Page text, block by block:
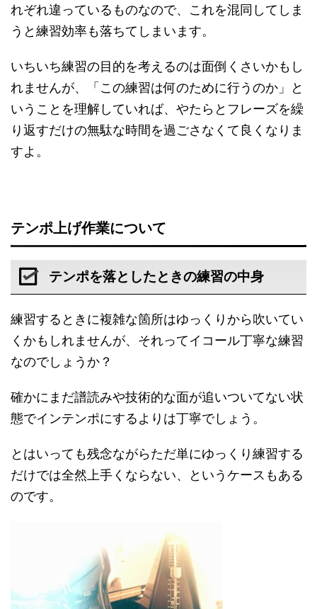
れぞれ違っているものなので、これを混同してしま
うと練習効率も落ちてしまいます。
いちいち練習の目的を考えるのは面倒くさいかもし
れませんが、「この練習は何のために行うのか」と
いうことを理解していれば、やたらとフレーズを繰
り返すだけの無駄な時間を過ごさなくて良くなりま
すよ。
テンポ上げ作業について
テンポを落としたときの練習の中身
練習するときに複雑な箇所はゆっくりから吹いてい
くかもしれませんが、それってイコール丁寧な練習
なのでしょうか？
確かにまだ譜読みや技術的な面が追いついてない状
態でインテンポにするよりは丁寧でしょう。
とはいっても残念ながらただ単にゆっくり練習する
だけでは全然上手くならない、というケースもある
のです。